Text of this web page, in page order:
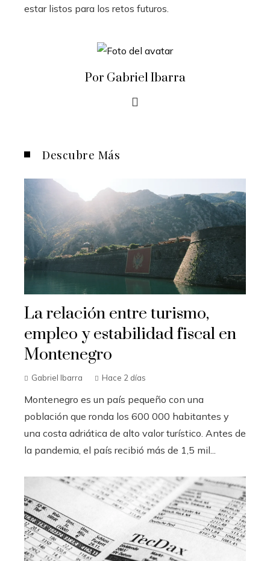
estar listos para los retos futuros.
Por Gabriel Ibarra
Descubre Más
La relación entre turismo,
empleo y estabilidad fiscal en
Montenegro
Gabriel Ibarra Hace 2 días
Montenegro es un país pequeño con una
población que ronda los 600 000 habitantes y
una costa adriática de alto valor turístico. Antes de
la pandemia, el país recibió más de 1,5 mil...